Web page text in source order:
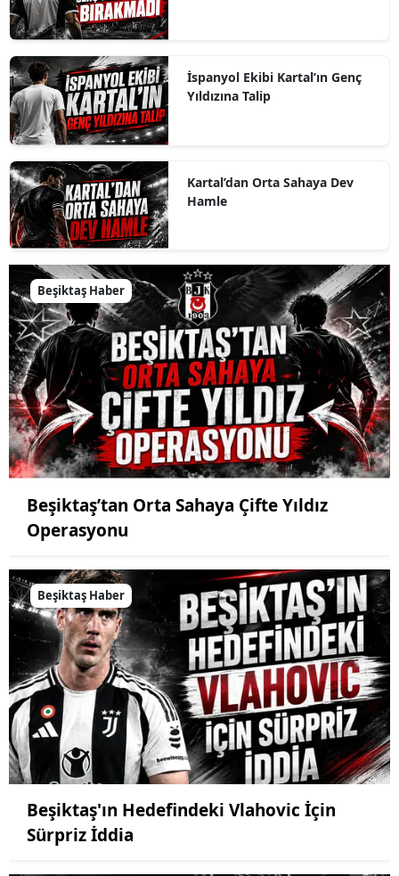
İspanyol Ekibi Kartal’ın Genç
Yıldızına Talip
Kartal’dan Orta Sahaya Dev
Hamle
Beşiktaş Haber
Beşiktaş’tan Orta Sahaya Çifte Yıldız
Operasyonu
Beşiktaş Haber
Beşiktaş'ın Hedefindeki Vlahovic İçin
Sürpriz İddia